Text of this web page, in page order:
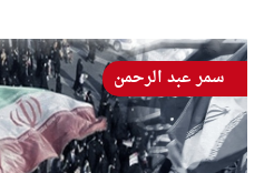
سمر عبد الرحمن